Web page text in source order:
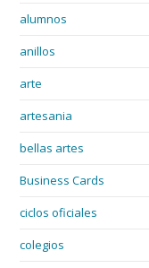
alumnos
anillos
arte
artesania
bellas artes
Business Cards
ciclos oficiales
colegios